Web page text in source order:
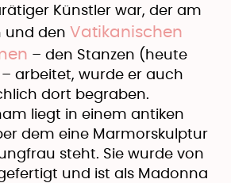
Künstler war, der am
und den Vatikanischen
– den Stanzen (heute
arbeitet, wurde er auch
dort begraben.
liegt in einem antiken
dem eine Marmorskulptur
steht. Sie wurde von
und ist als Madonna